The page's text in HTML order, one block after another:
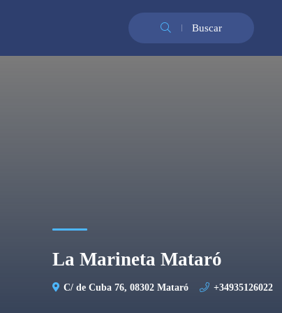
Buscar
La Marineta Mataró
C/ de Cuba 76, 08302 Mataró +34935126022